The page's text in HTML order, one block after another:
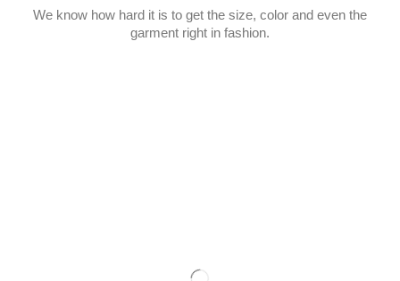
We know how hard it is to get the size, color and even the
garment right in fashion.